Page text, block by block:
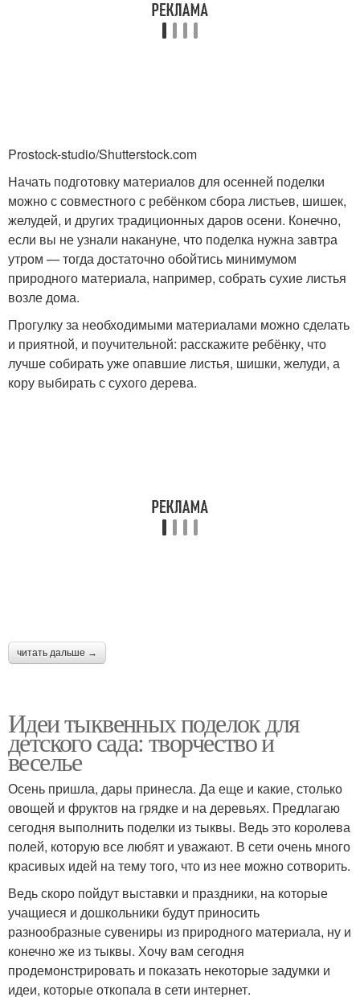
Поделки в школу Весенние поделки
Поделки в садик
Поделки из цветной
Тематические поделки
Поделки из листьев Осенняя поделка
Поделка в детский сад Ручные поделки
Поделка для детей Новогодние поделки
Поделки на осеннюю
Поделки на весенние
Prostock-studio/Shutterstock.com
Начать подготовку материалов для осенней поделки
можно с совместного с ребёнком сбора листьев, шишек,
желудей, и других традиционных даров осени. Конечно,
если вы не узнали накануне, что поделка нужна завтра
утром — тогда достаточно обойтись минимумом
природного материала, например, собрать сухие листья
возле дома.
Прогулку за необходимыми материалами можно сделать
и приятной, и поучительной: расскажите ребёнку, что
лучше собирать уже опавшие листья, шишки, желуди, а
кору выбирать с сухого дерева.
читать дальше →
Идеи тыквенных поделок для
детского сада: творчество и
веселье
Осень пришла, дары принесла. Да еще и какие, столько
овощей и фруктов на грядке и на деревьях. Предлагаю
сегодня выполнить поделки из тыквы. Ведь это королева
полей, которую все любят и уважают. В сети очень много
красивых идей на тему того, что из нее можно сотворить.
Ведь скоро пойдут выставки и праздники, на которые
учащиеся и дошкольники будут приносить
разнообразные сувениры из природного материала, ну и
конечно же из тыквы. Хочу вам сегодня
продемонстрировать и показать некоторые задумки и
идеи, которые откопала в сети интернет.